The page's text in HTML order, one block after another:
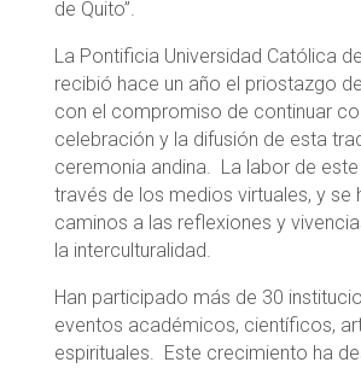
de Quito”.
La Pontificia Universidad Católica
recibió hace un año el priostazgo
con el compromiso de continuar
celebración y la difusión de esta
ceremonia andina. La labor de
través de los medios virtuales, y se
caminos a las reflexiones y
la interculturalidad.
Han participado más de 30
eventos académicos, científicos,
espirituales. Este crecimiento ha